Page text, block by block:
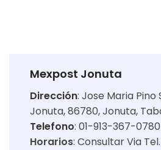
Mexpost Jonuta
Dirección: Jose Maria Pino
Jonuta, 86780, Jonuta,
Telefono: 01-913-367-0780
Horarios: Consultar Via Tel.